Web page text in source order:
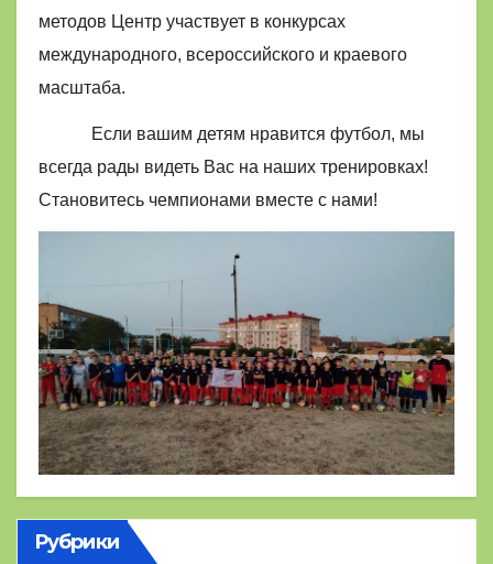
методов Центр участвует в конкурсах
международного, всероссийского и краевого
масштаба.
Если вашим детям нравится футбол, мы
всегда рады видеть Вас на наших тренировках!
Становитесь чемпионами вместе с нами!
Рубрики